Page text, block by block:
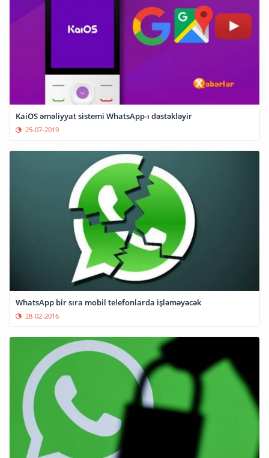
KaiOS əməliyyat sistemi WhatsApp-ı dəstəkləyir
25-07-2019
WhatsApp bir sıra mobil telefonlarda işləməyəcək
28-02-2016